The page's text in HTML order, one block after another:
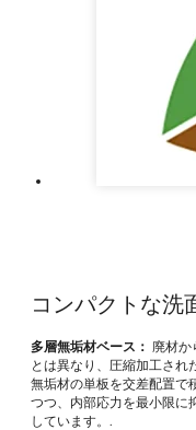
コンパクトな洗
多層無垢材ベース： 廃材
とは異なり、圧縮加工され
無垢材の単板を交差配置で
つつ、内部応力を最小限に
しています。.